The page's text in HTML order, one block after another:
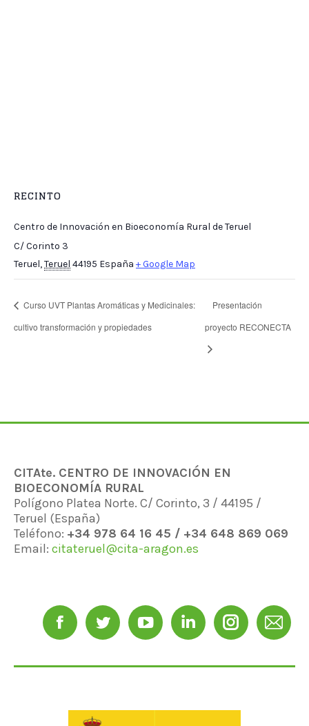
RECINTO
Centro de Innovación en Bioeconomía Rural de Teruel
C/ Corinto 3
Teruel,Teruel 44195 España + Google Map
Curso UVT Plantas Aromáticas y Medicinales:
cultivo transformación y propiedades
Presentación
proyecto RECONECTA
CITAte. CENTRO DE INNOVACIÓN EN
BIOECONOMÍA RURAL
Polígono Platea Norte. C/ Corinto, 3 / 44195 /
Teruel (España)
Teléfono: +34 978 64 16 45 / +34 648 869 069
Email: citateruel@cita-aragon.es
Encuéntranos en:
FacebookTwitter YouTube Linkedin InstagramMail